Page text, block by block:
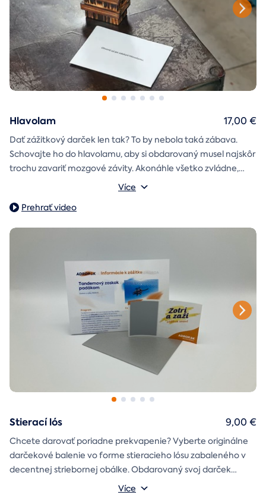
Hlavolam
Dať zážitkový darček len tak? To by nebola taká zábava.
Schovajte ho do hlavolamu, aby si obdarovaný musel najskôr
trochu zavariť mozgové závity. Akonáhle všetko zvládne,
objaví poukaz na zážitok i s vašim venováním.
Vonkajšie rozmery: 15,5 × 8,5 × 5 cm
Více
17,00 €
Prehrať video
Stierací lós
Chcete darovať poriadne prekvapenie? Vyberte originálne
darčekové balenie vo forme stieracieho lósu zabaleného v
decentnej striebornej obálke. Obdarovaný svoj darček
objaví až po chvíľke napätia počas stierania. Jedno je isté, u
Více
9,00 €